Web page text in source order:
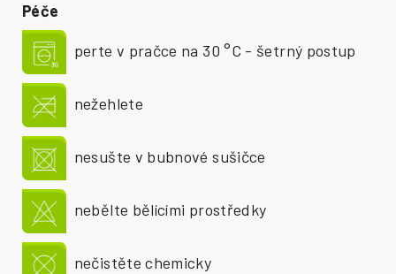
Péče
perte v pračce na 30 °C - šetrný postup
nežehlete
nesušte v bubnové sušičce
nebělte bělícími prostředky
nečistěte chemicky